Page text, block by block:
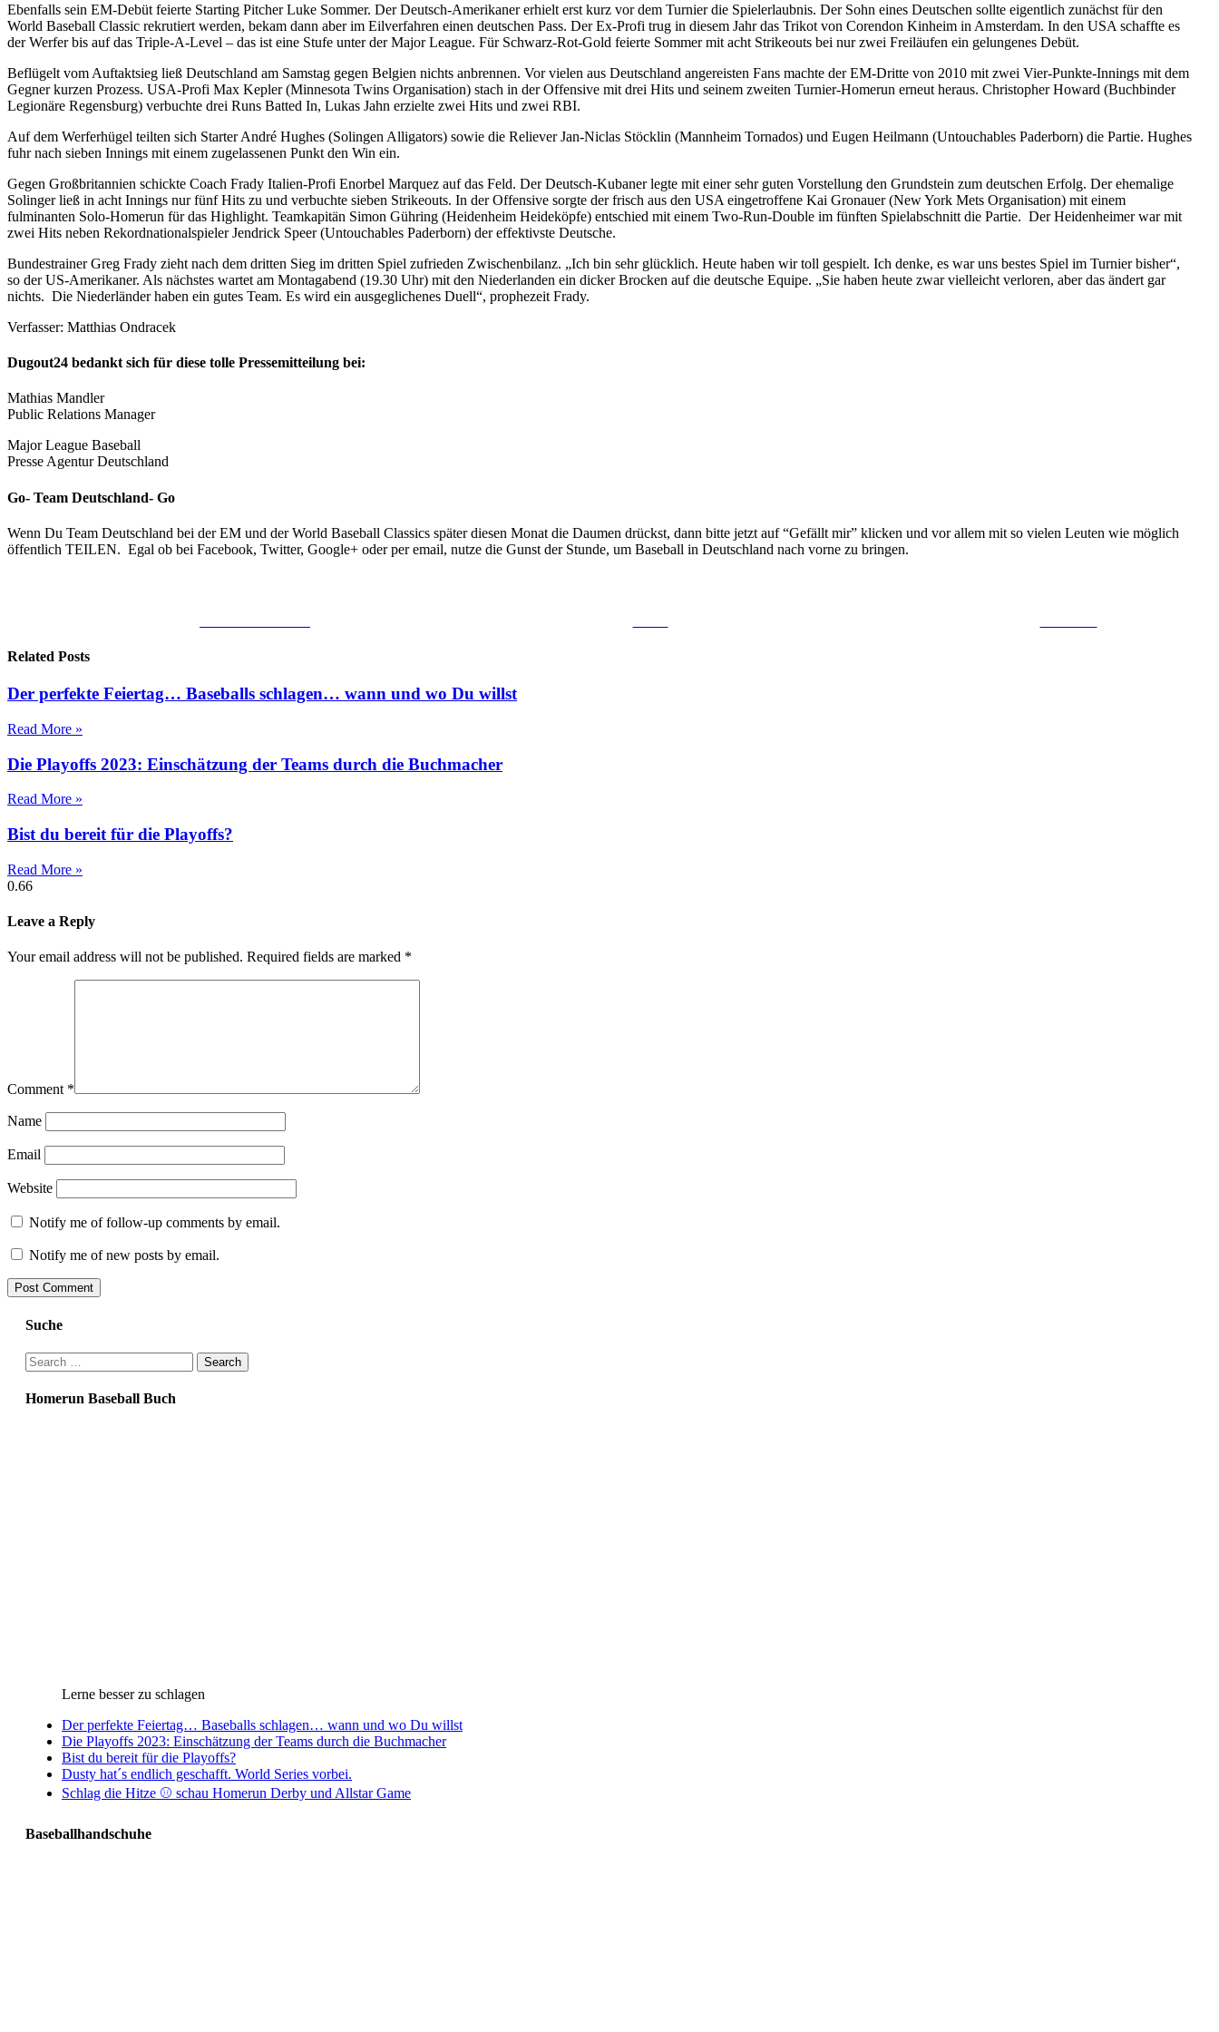
Ebenfalls sein EM-Debüt feierte Starting Pitcher Luke Sommer. Der Deutsch-Amerikaner erhielt erst kurz vor dem Turnier die Spielerlaubnis. Der Sohn eines Deutschen sollte eigentlich zunächst für den
World Baseball Classic rekrutiert werden, bekam dann aber im Eilverfahren einen deutschen Pass. Der Ex-Profi trug in diesem Jahr das Trikot von Corendon Kinheim in Amsterdam. In den USA schaffte es
der Werfer bis auf das Triple-A-Level – das ist eine Stufe unter der Major League. Für Schwarz-Rot-Gold feierte Sommer mit acht Strikeouts bei nur zwei Freiläufen ein gelungenes Debüt.
Beflügelt vom Auftaktsieg ließ Deutschland am Samstag gegen Belgien nichts anbrennen. Vor vielen aus Deutschland angereisten Fans machte der EM-Dritte von 2010 mit zwei Vier-Punkte-Innings mit dem
Gegner kurzen Prozess. USA-Profi Max Kepler (Minnesota Twins Organisation) stach in der Offensive mit drei Hits und seinem zweiten Turnier-Homerun erneut heraus. Christopher Howard (Buchbinder
Legionäre Regensburg) verbuchte drei Runs Batted In, Lukas Jahn erzielte zwei Hits und zwei RBI.
Auf dem Werferhügel teilten sich Starter André Hughes (Solingen Alligators) sowie die Reliever Jan-Niclas Stöcklin (Mannheim Tornados) und Eugen Heilmann (Untouchables Paderborn) die Partie. Hughes
fuhr nach sieben Innings mit einem zugelassenen Punkt den Win ein.
Gegen Großbritannien schickte Coach Frady Italien-Profi Enorbel Marquez auf das Feld. Der Deutsch-Kubaner legte mit einer sehr guten Vorstellung den Grundstein zum deutschen Erfolg. Der ehemalige
Solinger ließ in acht Innings nur fünf Hits zu und verbuchte sieben Strikeouts. In der Offensive sorgte der frisch aus den USA eingetroffene Kai Gronauer (New York Mets Organisation) mit einem
fulminanten Solo-Homerun für das Highlight. Teamkapitän Simon Gühring (Heidenheim Heideköpfe) entschied mit einem Two-Run-Double im fünften Spielabschnitt die Partie. Der Heidenheimer war mit
zwei Hits neben Rekordnationalspieler Jendrick Speer (Untouchables Paderborn) der effektivste Deutsche.
Bundestrainer Greg Frady zieht nach dem dritten Sieg im dritten Spiel zufrieden Zwischenbilanz. „Ich bin sehr glücklich. Heute haben wir toll gespielt. Ich denke, es war uns bestes Spiel im Turnier bisher“,
so der US-Amerikaner. Als nächstes wartet am Montagabend (19.30 Uhr) mit den Niederlanden ein dicker Brocken auf die deutsche Equipe. „Sie haben heute zwar vielleicht verloren, aber das ändert gar
nichts. Die Niederländer haben ein gutes Team. Es wird ein ausgeglichenes Duell“, prophezeit Frady.
Verfasser: Matthias Ondracek
Dugout24 bedankt sich für diese tolle Pressemitteilung bei:
Mathias Mandler
Public Relations Manager
Major League Baseball
Presse Agentur Deutschland
Go- Team Deutschland- Go
Wenn Du Team Deutschland bei der EM und der World Baseball Classics später diesen Monat die Daumen drückst, dann bitte jetzt auf “Gefällt mir” klicken und vor allem mit so vielen Leuten wie möglich
öffentlich TEILEN. Egal ob bei Facebook, Twitter, Google+ oder per email, nutze die Gunst der Stunde, um Baseball in Deutschland nach vorne zu bringen.
Related Posts
Der perfekte Feiertag… Baseballs schlagen… wann und wo Du willst
Read More »
Die Playoffs 2023: Einschätzung der Teams durch die Buchmacher
Read More »
Bist du bereit für die Playoffs?
Read More »
Leave a Reply
Your email address will not be published. Required fields are marked *
Comment *
Name
Email
Website
Notify me of follow-up comments by email.
Notify me of new posts by email.
Suche
Search
for:
Homerun Baseball Buch
Lerne besser zu schlagen
Der perfekte Feiertag… Baseballs schlagen… wann und wo Du willst
Die Playoffs 2023: Einschätzung der Teams durch die Buchmacher
Bist du bereit für die Playoffs?
Dusty hat´s endlich geschafft. World Series vorbei.
Schlag die Hitze ⚾️ schau Homerun Derby und Allstar Game
Baseballhandschuhe